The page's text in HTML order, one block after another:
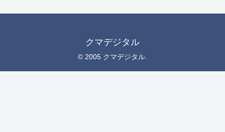
クマデジタル
© 2005 クマデジタル.